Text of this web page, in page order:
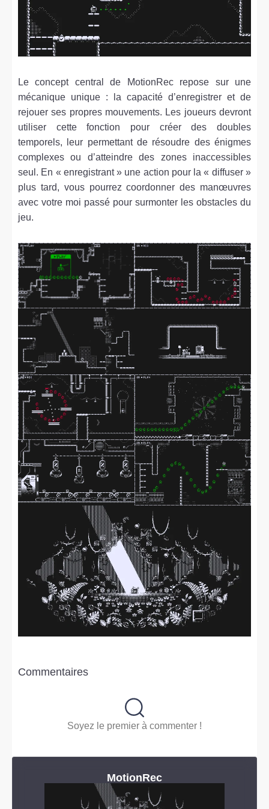
Le concept central de MotionRec repose sur une
mécanique unique : la capacité d’enregistrer et de
rejouer ses propres mouvements. Les joueurs devront
utiliser cette fonction pour créer des doubles
temporels, leur permettant de résoudre des énigmes
complexes ou d’atteindre des zones inaccessibles
seul. En « enregistrant » une action pour la « diffuser »
plus tard, vous pourrez coordonner des manœuvres
avec votre moi passé pour surmonter les obstacles du
jeu.
Commentaires
Soyez le premier à commenter !
MotionRec